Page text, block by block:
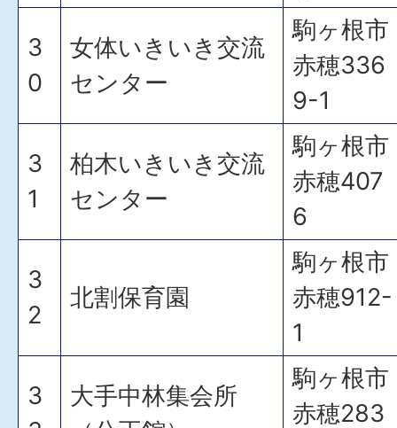
3
0
女体いきいき交流
センター
駒ヶ根市
赤穂336
9-1
3
1
柏木いきいき交流
センター
駒ヶ根市
赤穂407
6
3
2
北割保育園
駒ヶ根市
赤穂912-
1
3
大手中林集会所
駒ヶ根市
赤穂283